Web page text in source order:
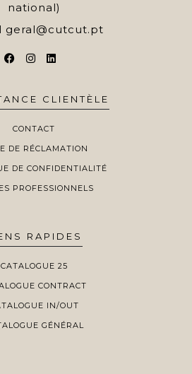
national)
geral@cutcut.pt
CLIENTÈLE
CONTACT
DE RÉCLAMATION
DE CONFIDENTIALITÉ
PROFESSIONNELS
RAPIDES
CATALOGUE 25
CONTRACT
IN/OUT
GÉNÉRAL